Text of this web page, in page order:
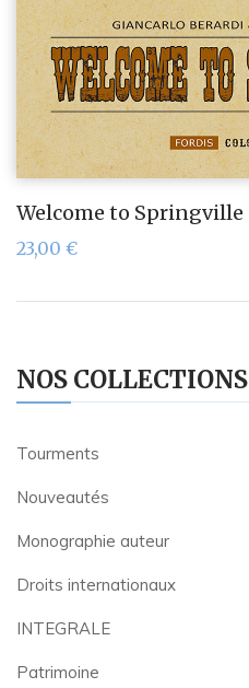
NOS COLLECTIONS
Tourments
Nouveautés
Monographie auteur
Droits internationaux
INTEGRALE
Patrimoine
Welcome to Springville
23,00 €